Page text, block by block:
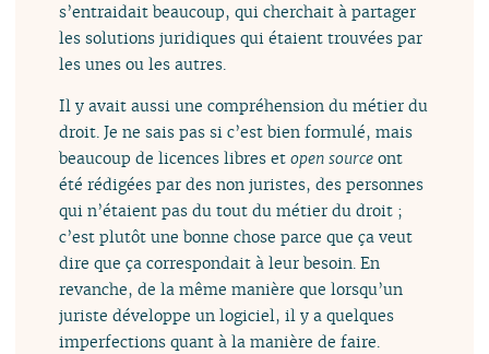
s’entraidait beaucoup, qui cherchait à partager
les solutions juridiques qui étaient trouvées par
les unes ou les autres.
Il y avait aussi une compréhension du métier du
droit. Je ne sais pas si c’est bien formulé, mais
beaucoup de licences libres etopen source ont
été rédigées par des non juristes, des personnes
qui n’étaient pas du tout du métier du droit ;
c’est plutôt une bonne chose parce que ça veut
dire que ça correspondait à leur besoin. En
revanche, de la même manière que lorsqu’un
juriste développe un logiciel, il y a quelques
imperfections quant à la manière de faire.